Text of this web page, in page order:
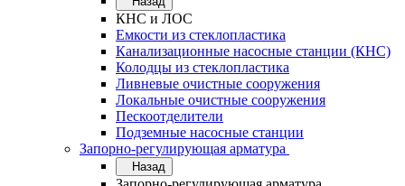
КНС и ЛОС
Емкости из стеклопластика
Канализационные насосные станции (КНС)
Колодцы из стеклопластика
Ливневые очистные сооружения
Локальные очистные сооружения
Пескоотделители
Подземные насосные станции
Запорно-регулирующая арматура
Назад